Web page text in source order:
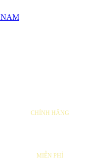
CHÍNH HÃNG
MIỄN PHÍ